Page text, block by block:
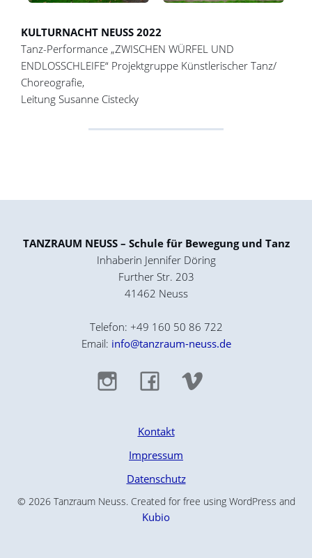
KULTURNACHT NEUSS 2022
Tanz-Performance „ZWISCHEN WÜRFEL UND
ENDLOSSCHLEIFE“ Projektgruppe Künstlerischer Tanz/
Choreografie,
Leitung Susanne Cistecky
TANZRAUM NEUSS – Schule für Bewegung und Tanz
Inhaberin Jennifer Döring
Further Str. 203
41462 Neuss
Telefon: +49 160 50 86 722
Email: info@tanzraum-neuss.de
Kontakt
Impressum
Datenschutz
© 2026 Tanzraum Neuss. Created for free using WordPress and
Kubio